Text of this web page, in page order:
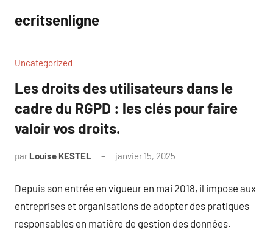
contenu
ecritsenligne
Uncategorized
Les droits des utilisateurs dans le
cadre du RGPD : les clés pour faire
valoir vos droits.
par Louise KESTEL janvier 15, 2025
Depuis son entrée en vigueur en mai 2018, il impose aux
entreprises et organisations de adopter des pratiques
responsables en matière de gestion des données.